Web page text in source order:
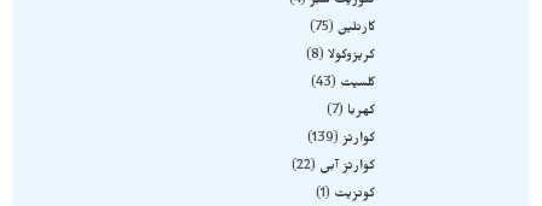
کارنلین 75
کریزوکولا
8
کلسیت
43
کهربا
7
کوارتز 139
کوارتز آبی
22
کونزیت
1